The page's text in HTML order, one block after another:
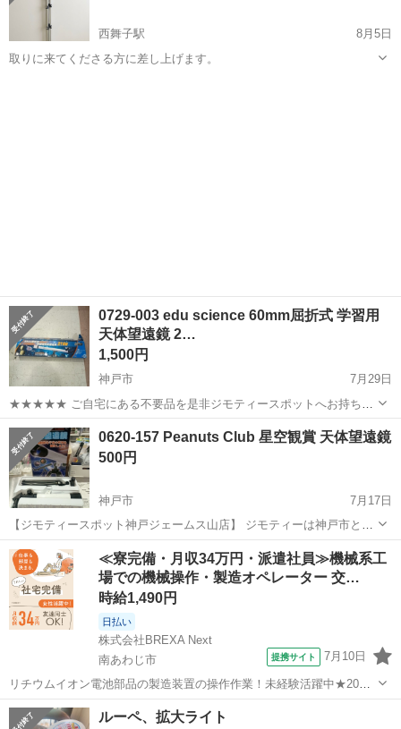
西舞子駅
8月5日
取りに来てくださる方に差し上げます。
0729-003 edu science 60mm屈折式 学習用
天体望遠鏡 2…
1,500円
神戸市
7月29日
★★★★★ ご自宅にある不要品を是非ジモティースポットへお持ち込
みしませんか？ 家電、趣味・スポーツ・レジャー用品、こども用品、
衣料服飾品、生活雑貨、家具、本、CD・DVDなどが無料でまとめて持
ち込めます！ ※詳細はこ...
兵庫 神戸市 スポット
0620-157 Peanuts Club 星空観賞 天体望遠鏡
500円
神戸市
7月17日
【ジモティースポット神戸ジェームス山店】 ジモティーは神戸市と連
携して、まだ使えるもののリユースに取り組んでいます。 【サイズ】
詳細は現地でご確認ください 【状態】 ・使用に伴う多少のスレ、キ...
兵庫 神戸市 望遠鏡、顕微鏡
≪寮完備・月収34万円・派遣社員≫機械系工
場での機械操作・製造オペレーター 交…
時給1,490円
日払い
株式会社BREXA Next
南あわじ市
提携サイト 7月10日
リチウムイオン電池部品の製造装置の操作作業！未経験活躍中★20～
50代の男性活躍中！嬉しい時給1,490円！生活支援物資事前対応可◎ワ
ンルーム寮完備！赴任旅費会社負担！正社員登用制度あり◎《兵庫県
兵庫 南あわじ市 その他
ルーペ、拡大ライト